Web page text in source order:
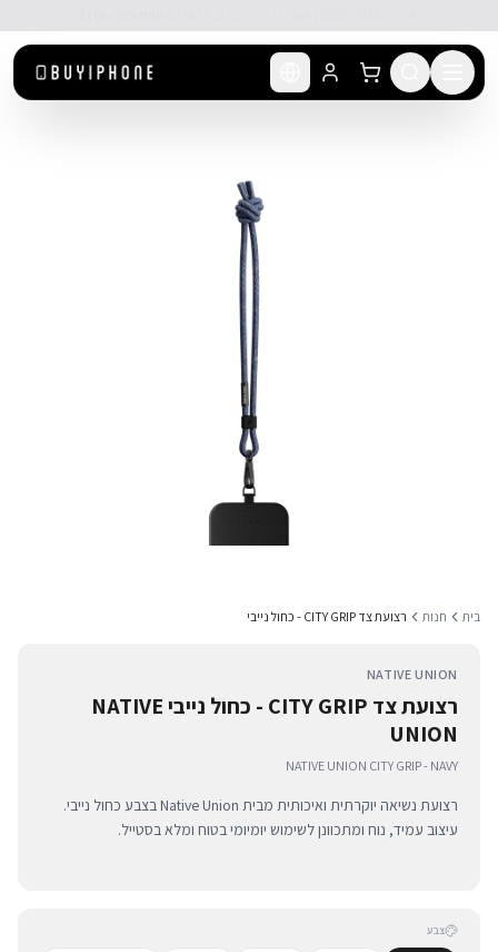
בית חנות רצועת צד CITY GRIP - כחול נייבי
NATIVE UNION
רצועת צד CITY GRIP - כחול נייבי NATIVE
UNION
NATIVE UNION CITY GRIP - NAVY
רצועת נשיאה יוקרתית ואיכותית מבית Native Union בצבע כחול נייבי.
עיצוב עמיד, נוח ומתכוונן לשימוש יומיומי בטוח ומלא בסטייל.
צבע